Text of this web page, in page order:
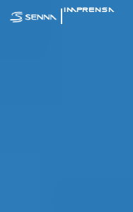
| IMPRENSA